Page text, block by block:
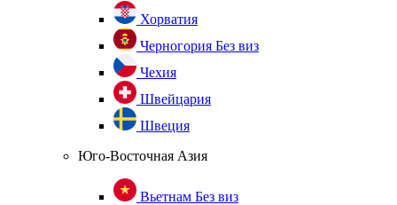
Хорватия
Черногория Без виз
Чехия
Швейцария
Швеция
Юго-Восточная Азия
Вьетнам Без виз